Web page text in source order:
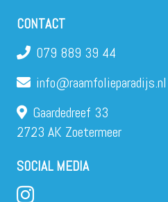
CONTACT
079 889 39 44
info@raamfolieparadijs.nl
Gaardedreef 33
2723 AK Zoetermeer
SOCIAL MEDIA